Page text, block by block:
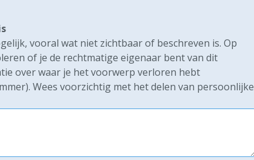
vooral wat niet zichtbaar of beschreven is. Op
of je de rechtmatige eigenaar bent van dit
over waar je het voorwerp verloren hebt
Wees voorzichtig met het delen van persoonlijke